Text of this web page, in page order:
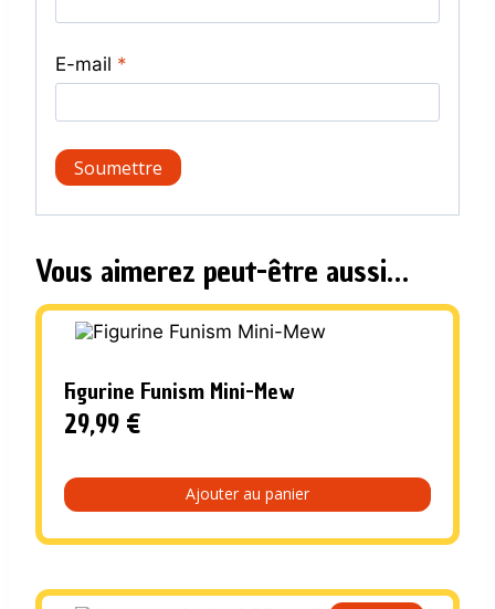
E-mail *
Vous aimerez peut-être aussi…
Figurine Funism Mini-Mew
29,99 €
Ajouter au panier